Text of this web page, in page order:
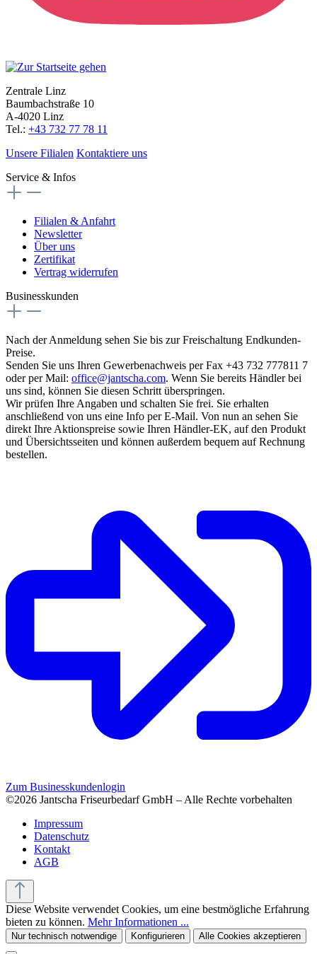
Zentrale Linz
Baumbachstraße 10
A-4020 Linz
Tel.: +43 732 77 78 11
Unsere Filialen Kontaktiere uns
Service & Infos
Filialen & Anfahrt
Newsletter
Über uns
Zertifikat
Vertrag widerrufen
Businesskunden
Nach der Anmeldung sehen Sie bis zur Freischaltung Endkunden-
Preise.
Senden Sie uns Ihren Gewerbenachweis per Fax +43 732 777811 7
oder per Mail: office@jantscha.com. Wenn Sie bereits Händler bei
uns sind, können Sie diesen Schritt überspringen.
Wir prüfen Ihre Angaben und schalten Sie frei. Sie erhalten
anschließend von uns eine Info per E-Mail. Von nun an sehen Sie
direkt Ihre Aktionspreise sowie Ihren Händler-EK, auf den Produkt
und Übersichtsseiten und können außerdem bequem auf Rechnung
bestellen.
Zum Businesskundenlogin
©2026 Jantscha Friseurbedarf GmbH – Alle Rechte vorbehalten
Impressum
Datenschutz
Kontakt
AGB
Diese Website verwendet Cookies, um eine bestmögliche Erfahrung
bieten zu können. Mehr Informationen ...
Nur technisch notwendige Konfigurieren Alle Cookies akzeptieren